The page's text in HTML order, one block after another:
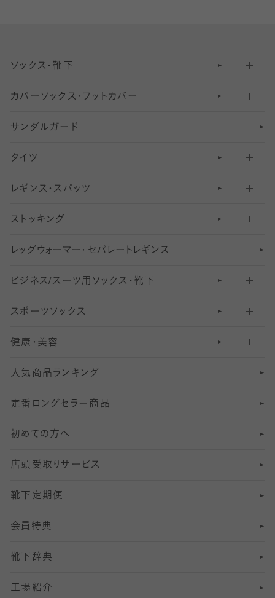
ソックス・靴下
五本指ソックス・靴下
足袋ソックス・靴下
無地・プレーンソックス・靴下
柄ソックス・靴下
スニーカー（くるぶし）用ソックス
アンクル・ショートソックス（くるぶし上）
クルーソックス（ふくらはぎ下）
ハイソックス
オーバーニー・ニーハイソックス
カバーソックス・フットカバー
フットカバー・カバーソックス（深め）
フットカバー・カバーソックス（ふつう）
フットカバー・カバーソックス（浅め）
サンダルガード
タイツ
30デニール以下のタイツ（薄手タイツ）
31〜40デニールタイツ
41〜60デニールタイツ
61〜80デニールタイツ
81 〜110デニールタイツ
111〜210デニールタイツ
211デニールタイツ以上（防寒・厚手タイツ）
レギンス・スパッツ
柄レギンス
無地レギンス
レギンスパンツ（レギパン）
マタニティレギンス
5 分丈
6 分丈レギンス
7 分丈 レギンス
8 分丈 レギンス
10分丈 レギンス
12分丈レギンス
13分丈レギンス
ストッキング
伝線しにくいストッキング
ショートストッキング
結婚式用ストッキング
美脚ストッキング
オールスルーストッキング
レッ グ ウォー マー ・ セパレー ト レ ギンス
ビジネス/スーツ用 ソックス・靴下
匠シリーズ
フレッシャーズ向けソックス・靴下
冠婚葬祭向けソックス・靴下
スーツカジュアルソックス・靴下
ロングホーズ
スポーツソックス
ランニングソックス・靴下
ゴルフソックス・靴下
サッカー・フットサル用ソックス
ヨガソックス・靴下
スポーツ用レッグウォーマー
SSサイズ（21～23cm）
Sサイズ（22～25cm）
Mサイズ（25～27cm）
Lサイズ（27～29cm）
健康・美容
インナーソックス
加圧・着圧ソックス
冷えとり靴下
着圧・加圧タイツ
むくみ対策
足の疲れ対策
足の臭い対策
冷え対策
人気商品ランキング
定番ロングセラー商品
初めての方へ
店頭受取りサービス
靴下定期便
会員特典
靴下辞典
工場紹介